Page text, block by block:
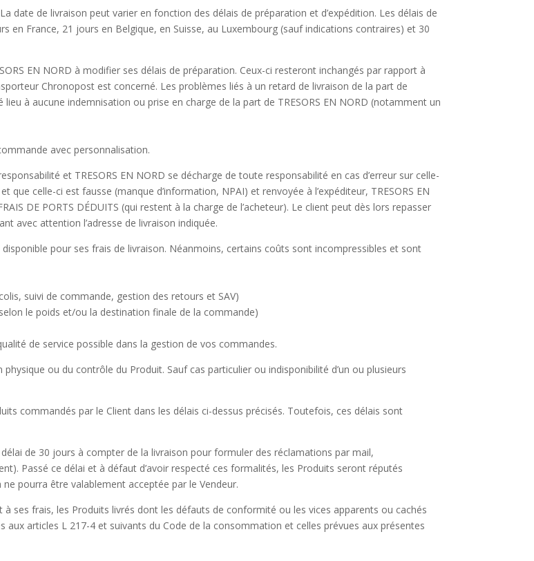
date de livraison peut varier en fonction des délais de préparation et d’expédition. Les délais de
en France, 21 jours en Belgique, en Suisse, au Luxembourg (sauf indications contraires) et 30
EN NORD à modifier ses délais de préparation. Ceux-ci resteront inchangés par rapport à
Chronopost est concerné. Les problèmes liés à un retard de livraison de la part de
à aucune indemnisation ou prise en charge de la part de TRESORS EN NORD (notamment un
avec personnalisation.
et TRESORS EN NORD se décharge de toute responsabilité en cas d’erreur sur celle-
que celle-ci est fausse (manque d’information, NPAI) et renvoyée à l’expéditeur, TRESORS EN
DE PORTS DÉDUITS (qui restent à la charge de l’acheteur). Le client peut dès lors repasser
avec attention l’adresse de livraison indiquée.
pour ses frais de livraison. Néanmoins, certains coûts sont incompressibles et sont
suivi de commande, gestion des retours et SAV)
le poids et/ou la destination finale de la commande)
de service possible dans la gestion de vos commandes.
ou du contrôle du Produit. Sauf cas particulier ou indisponibilité d’un ou plusieurs
commandés par le Client dans les délais ci-dessus précisés. Toutefois, ces délais sont
de 30 jours à compter de la livraison pour formuler des réclamations par mail,
Passé ce délai et à défaut d’avoir respecté ces formalités, les Produits seront réputés
pourra être valablement acceptée par le Vendeur.
ses frais, les Produits livrés dont les défauts de conformité ou les vices apparents ou cachés
articles L 217-4 et suivants du Code de la consommation et celles prévues aux présentes